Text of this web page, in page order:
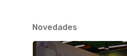
Novedades